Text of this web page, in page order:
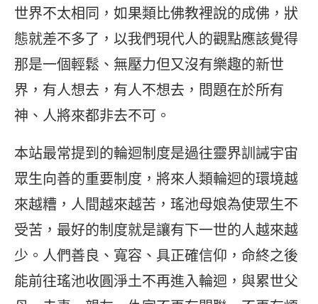
世界不太相同，如果類比佛教裡說的成佛，狀
態就差不多了，以我們現代人的觀點應該覺得
那是一個輕鬆、無壓力但又沒有樂趣的新世
界，有人想去，有人不想去，問題在於所有
神、人將來都非去不可。
本站最常提到的輪迴制度是過往靈界訓誡宇宙
眾生向善的重要制度，將來人類輪迴的環境越
來越糟，人間越來越苦，瑤池母娘為使眾生不
受苦，最好的制度就是讓有下一世的人越來越
少。人們善良、寬容、具正確信仰，命終之後
能前往瑤池收圓淨土不再進入輪迴，與累世父